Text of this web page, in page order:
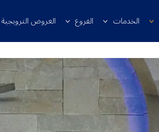
الخدمات الفروع العروض الترويجية